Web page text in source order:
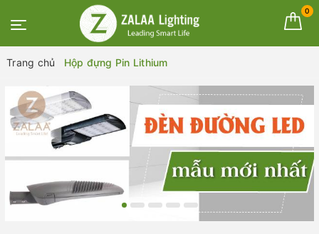
0
Trang chủ Hộp đựng Pin Lithium